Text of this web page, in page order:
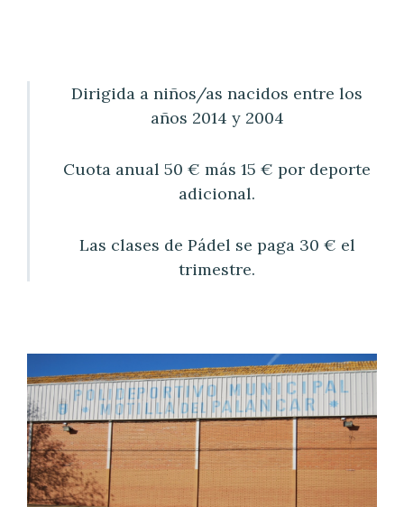
Dirigida a niños/as nacidos entre los
años 2014 y 2004
Cuota anual 50 € más 15 € por deporte
adicional.
Las clases de Pádel se paga 30 € el
trimestre.